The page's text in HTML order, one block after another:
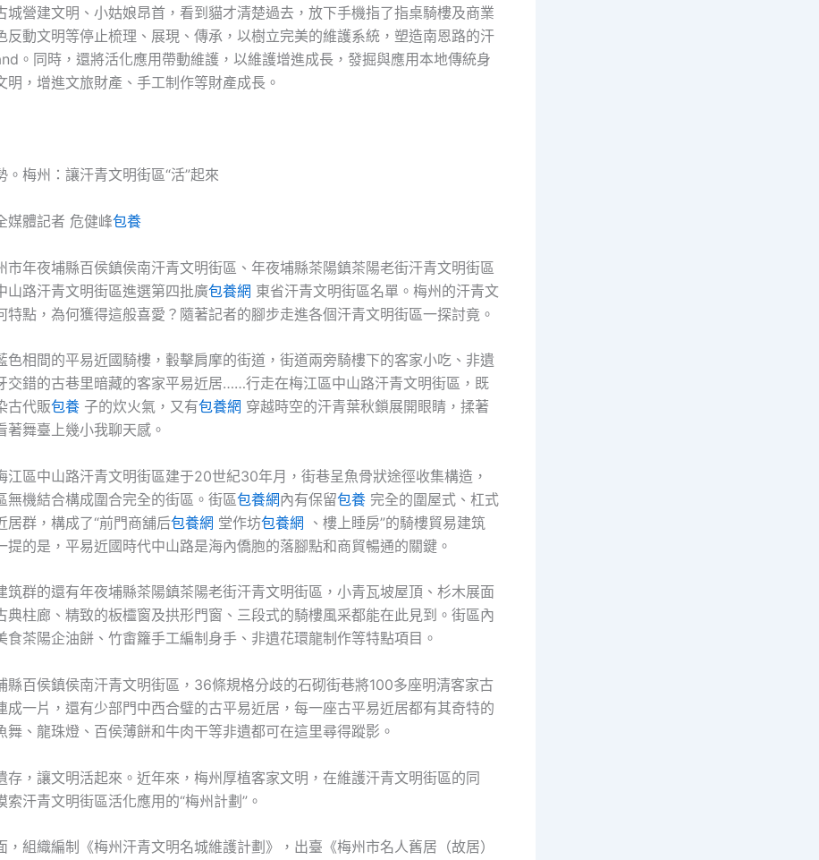
城營建文明、小姑娘昂首，看到貓才清楚過去，放下手機指了指桌騎樓及商業
反動文明等停止梳理、展現、傳承，以樹立完美的維護系統，塑造南恩路的汗
。同時，還將活化應用帶動維護，以維護增進成長，發掘與應用本地傳統身
明，增進文旅財產、手工制作等財產成長。
。梅州：讓汗青文明街區“活”起來
媒體記者 危健峰包養
市年夜埔縣百侯鎮侯南汗青文明街區、年夜埔縣茶陽鎮茶陽老街汗青文明街區
山路汗青文明街區進選第四批廣包養網 東省汗青文明街區名單。梅州的汗青文
特點，為何獲得這般喜愛？隨著記者的腳步走進各個汗青文明街區一探討竟。
色相間的平易近國騎樓，轂擊肩摩的街道，街道兩旁騎樓下的客家小吃、非遺
交錯的古巷里暗藏的客家平易近居……行走在梅江區中山路汗青文明街區，既
古代販包養 子的炊火氣，又有包養網 穿越時空的汗青葉秋鎖展開眼睛，揉著
著舞臺上幾小我聊天感。
江區中山路汗青文明街區建于20世紀30年月，街巷呈魚骨狀途徑收集構造，
無機結合構成圍合完全的街區。街區包養網內有保留包養 完全的圍屋式、杠式
居群，構成了“前門商舖后包養網 堂作坊包養網 、樓上睡房”的騎樓貿易建筑
提的是，平易近國時代中山路是海內僑胞的落腳點和商貿暢通的關鍵。
筑群的還有年夜埔縣茶陽鎮茶陽老街汗青文明街區，小青瓦坡屋頂、杉木展面
典柱廊、精致的板欞窗及拱形門窗、三段式的騎樓風采都能在此見到。街區內
食茶陽企油餅、竹畬籮手工編制身手、非遺花環龍制作等特點項目。
縣百侯鎮侯南汗青文明街區，36條規格分歧的石砌街巷將100多座明清客家古
成一片，還有少部門中西合璧的古平易近居，每一座古平易近居都有其奇特的
舞、龍珠燈、百侯薄餅和牛肉干等非遺都可在這里尋得蹤影。
存，讓文明活起來。近年來，梅州厚植客家文明，在維護汗青文明街區的同
索汗青文明街區活化應用的“梅州計劃”。
，組織編制《梅州汗青文明名城維護計劃》，出臺《梅州市名人舊居（故居）